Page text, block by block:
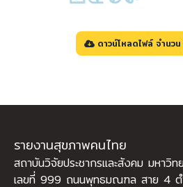
ดาวน์โหลดไฟล์ จำนว
รายงานสุขภาพคนไทย
สถาบันวิจัยประชากรและสังคม มหาวิ
เลขที่ 999 ถนนพุทธมณฑล สาย 4 ต